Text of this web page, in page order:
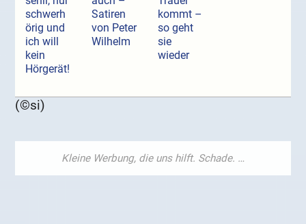
schwerh
örig und
ich will
kein
Hörgerät!
Satiren
von Peter
Wilhelm
kommt –
so geht
sie
wieder
(©si)